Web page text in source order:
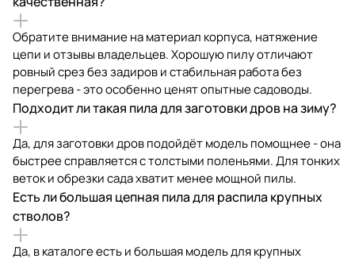
Обратите внимание на материал корпуса, натяжение
цепи и отзывы владельцев. Хорошую пилу отличают
ровный срез без задиров и стабильная работа без
перегрева - это особенно ценят опытные садоводы.
Подходит ли такая пила для заготовки дров на зиму?
Да, для заготовки дров подойдёт модель помощнее - она
быстрее справляется с толстыми поленьями. Для тонких
веток и обрезки сада хватит менее мощной пилы.
Есть ли большая цепная пила для распила крупных
стволов?
Да, в каталоге есть и большая модель для крупных